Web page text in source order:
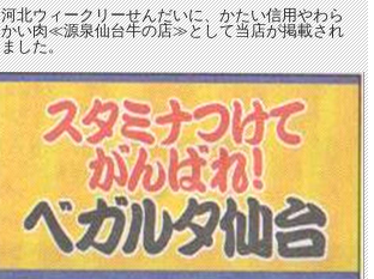
河北ウィークリーせんだいに、かたい信用やわら
かい肉≪源泉仙台牛の店≫として当店が掲載され
ました。